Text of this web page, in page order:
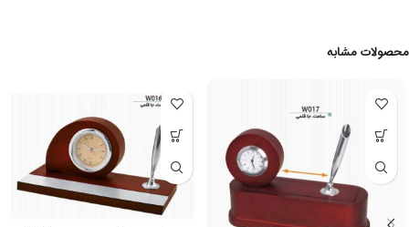
محصولات مشابه